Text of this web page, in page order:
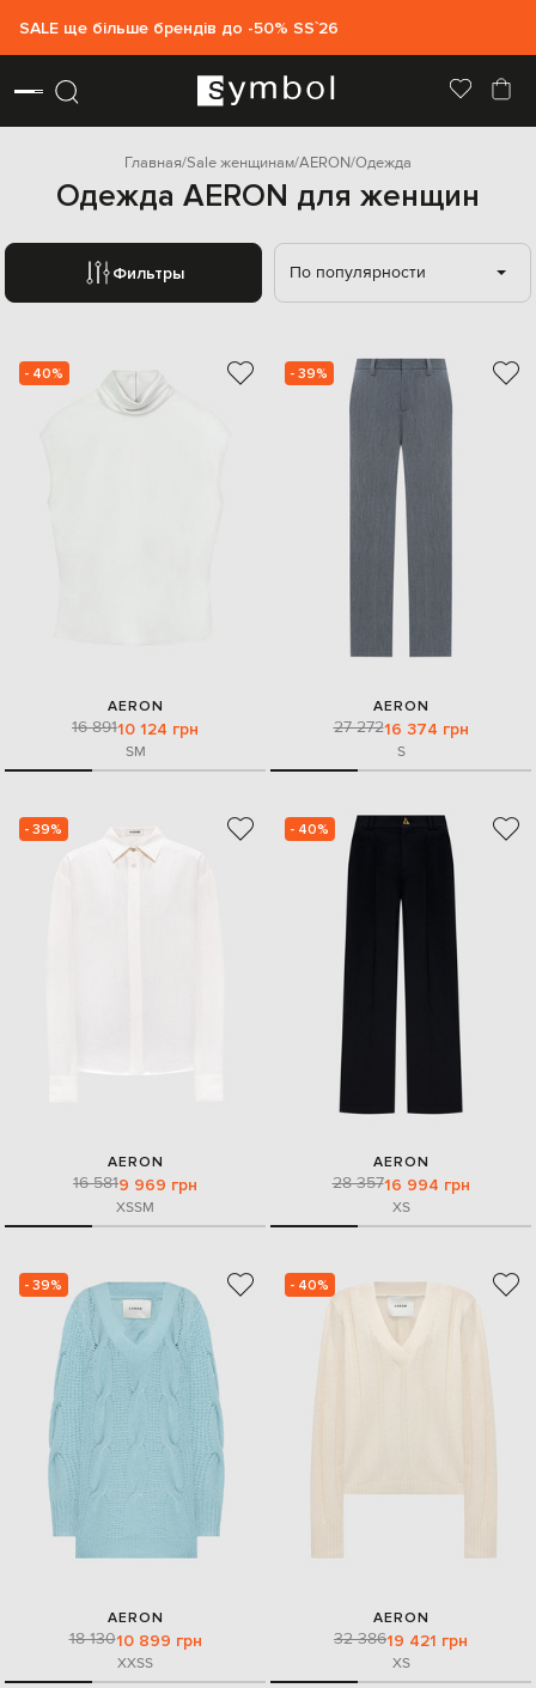
SALE ще більше брендів до -50% SS`26
Главная Sale женщинам AERON Одежда
Одежда AERON для женщин
Фильтры По популярности
- 40%
AERON
16 89110 124 грн
SM
- 39%
AERON
27 27216 374 грн
S
- 39%
AERON
16 5819 969 грн
XSSM
- 40%
AERON
28 35716 994 грн
XS
- 39%
AERON
18 13010 899 грн
XXSS
- 40%
AERON
32 38619 421 грн
XS